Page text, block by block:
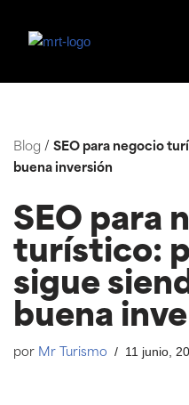
Saltar
Blog / SEO para negocio
buena inversión
SEO para
turístico:
sigue
buena
por Mr Turismo 11 junio,